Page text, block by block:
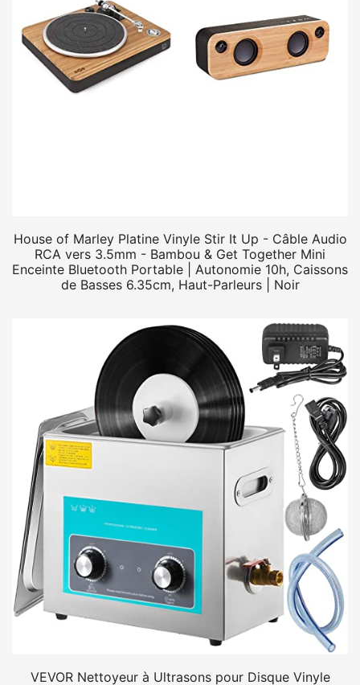
House of Marley Platine Vinyle Stir It Up - Câble Audio
RCA vers 3.5mm - Bambou & Get Together Mini
Enceinte Bluetooth Portable | Autonomie 10h, Caissons
de Basses 6.35cm, Haut-Parleurs | Noir
VEVOR Nettoyeur à Ultrasons pour Disque Vinyle